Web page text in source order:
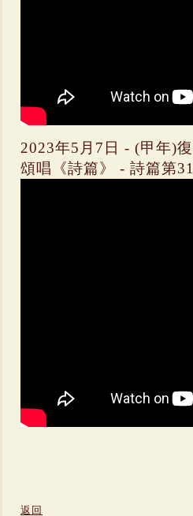
2023年5月7日 - (甲年)
頌唱《詩篇》 - 詩篇第
返回